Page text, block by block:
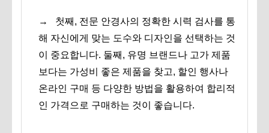
→
첫째, 전문 안경사의 정확한 시력 검사를 통
해 자신에게 맞는 도수와 디자인을 선택하는 것
이 중요합니다. 둘째, 유명 브랜드나 고가 제품
보다는 가성비 좋은 제품을 찾고, 할인 행사나
온라인 구매 등 다양한 방법을 활용하여 합리적
인 가격으로 구매하는 것이 좋습니다.